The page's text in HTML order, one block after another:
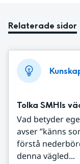
Relaterade sidor
Tolka SMHIs
Vad betyder
avser ”känns
förstå
denna vägled...